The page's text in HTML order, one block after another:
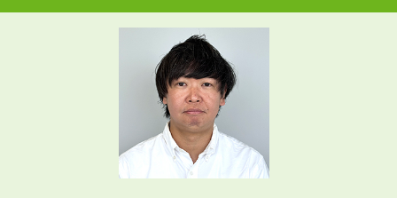
路線の全駅の現地調査に自由研究で取り組む
ほど、駅には昔から強い関心を抱いていまし
しかし、研究に関心を持つ決定的な契機とな
ったのは、東日本大震災です。発災直後から被
災地をボランティアとして何度も訪問する中
で、目の当たりにした被災地の状況に強い衝
先輩たちはどんな仕事に携わって
鉄道会社運輸/公務員（行政職・消防職）/不動
産開発/金融営業/ゲーム会社営業